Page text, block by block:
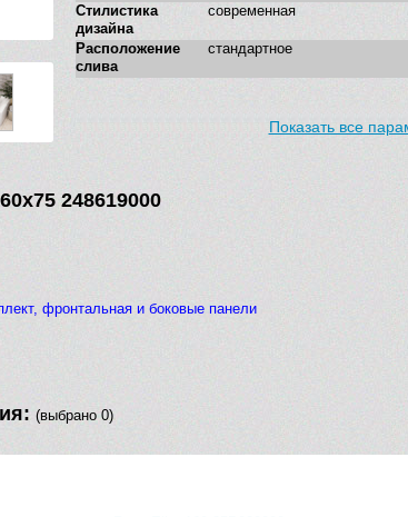
Стилистика
дизайна
современная
Расположение
слива
стандартное
Показать все
248619000
фронтальная и боковые панели
(выбрано 0)